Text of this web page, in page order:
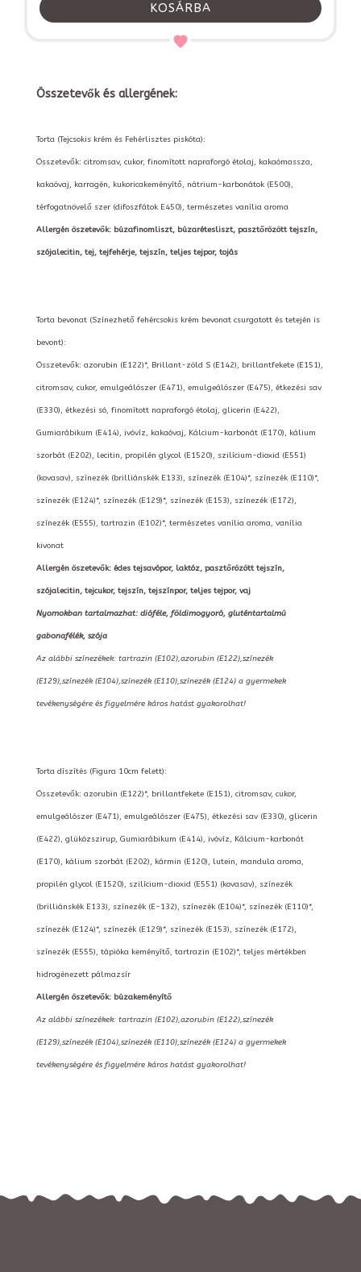
KOSÁRBA
Összetevők és allergének:
Torta (Tejcsokis krém és Fehérlisztes piskóta):
Összetevők: citromsav, cukor, finomított napraforgó étolaj, kakaómassza,
kakaóvaj, karragén, kukoricakeményítő, nátrium-karbonátok (E500),
térfogatnövelő szer (difoszfátok E450), természetes vanília aroma
Allergén öszetevők: búzafinomliszt, búzarétesliszt, pasztőrözött tejszín,
szójalecitin, tej, tejfehérje, tejszín, teljes tejpor, tojás
Torta bevonat (Színezhető fehércsokis krém bevonat csurgatott és tetején is
bevont):
Összetevők: azorubin (E122)*, Brillant-zöld S (E142), brillantfekete (E151),
citromsav, cukor, emulgeálószer (E471), emulgeálószer (E475), étkezési sav
(E330), étkezési só, finomított napraforgó étolaj, glicerin (E422),
Gumiarábikum (E414), ivóvíz, kakaóvaj, Kálcium-karbonát (E170), kálium
szorbát (E202), lecitin, propilén glycol (E1520), szilícium-dioxid (E551)
(kovasav), színezék (brilliánskék E133), színezék (E104)*, színezék (E110)*,
színezék (E124)*, színezék (E129)*, színezék (E153), színezék (E172),
színezék (E555), tartrazin (E102)*, természetes vanília aroma, vanília
kivonat
Allergén öszetevők: édes tejsavópor, laktóz, pasztőrözött tejszín,
szójalecitin, tejcukor, tejszín, tejszínpor, teljes tejpor, vaj
Nyomokban tartalmazhat: dióféle, földimogyoró, gluténtartalmú
gabonafélék, szója
Az alábbi színezékek: tartrazin (E102),azorubin (E122),színezék
(E129),színezék (E104),színezék (E110),színezék (E124) a gyermekek
tevékenységére és figyelmére káros hatást gyakorolhat!
Torta díszítés (Figura 10cm felett):
Összetevők: azorubin (E122)*, brillantfekete (E151), citromsav, cukor,
emulgeálószer (E471), emulgeálószer (E475), étkezési sav (E330), glicerin
(E422), glükózszirup, Gumiarábikum (E414), ivóvíz, Kálcium-karbonát
(E170), kálium szorbát (E202), kármin (E120), lutein, mandula aroma,
propilén glycol (E1520), szilícium-dioxid (E551) (kovasav), színezék
(brilliánskék E133), színezék (E-132), színezék (E104)*, színezék (E110)*,
színezék (E124)*, színezék (E129)*, színezék (E153), színezék (E172),
színezék (E555), tápióka keményítő, tartrazin (E102)*, teljes mértékben
hidrogénezett pálmazsír
Allergén öszetevők: búzakeményítő
Az alábbi színezékek: tartrazin (E102),azorubin (E122),színezék
(E129),színezék (E104),színezék (E110),színezék (E124) a gyermekek
tevékenységére és figyelmére káros hatást gyakorolhat!